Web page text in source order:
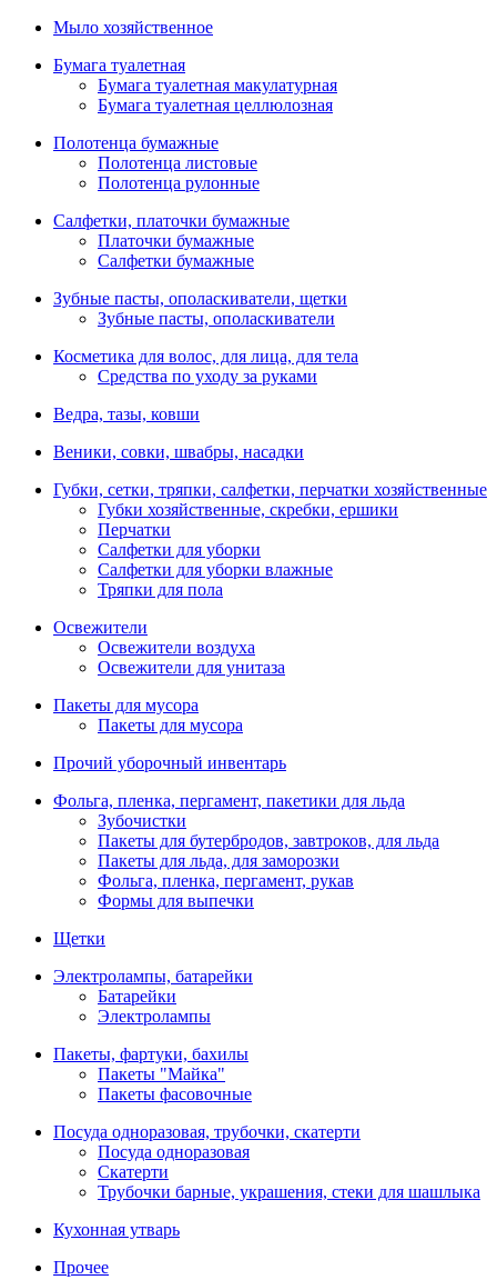
Мыло хозяйственное
Бумага туалетная
Бумага туалетная макулатурная
Бумага туалетная целлюлозная
Полотенца бумажные
Полотенца листовые
Полотенца рулонные
Салфетки, платочки бумажные
Платочки бумажные
Салфетки бумажные
Зубные пасты, ополаскиватели, щетки
Зубные пасты, ополаскиватели
Косметика для волос, для лица, для тела
Средства по уходу за руками
Ведра, тазы, ковши
Веники, совки, швабры, насадки
Губки, сетки, тряпки, салфетки, перчатки хозяйственные
Губки хозяйственные, скребки, ершики
Перчатки
Салфетки для уборки
Салфетки для уборки влажные
Тряпки для пола
Освежители
Освежители воздуха
Освежители для унитаза
Пакеты для мусора
Пакеты для мусора
Прочий уборочный инвентарь
Фольга, пленка, пергамент, пакетики для льда
Зубочистки
Пакеты для бутербродов, завтроков, для льда
Пакеты для льда, для заморозки
Фольга, пленка, пергамент, рукав
Формы для выпечки
Щетки
Электролампы, батарейки
Батарейки
Электролампы
Пакеты, фартуки, бахилы
Пакеты "Майка"
Пакеты фасовочные
Посуда одноразовая, трубочки, скатерти
Посуда одноразовая
Скатерти
Трубочки барные, украшения, стеки для шашлыка
Кухонная утварь
Прочее